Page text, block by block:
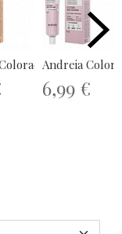
Gel Polish...
Demi
Andreia
6,99 €